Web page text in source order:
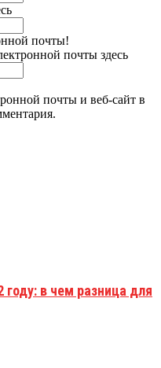
почты!
почты здесь
почты и веб-сайт в
в чем разница для